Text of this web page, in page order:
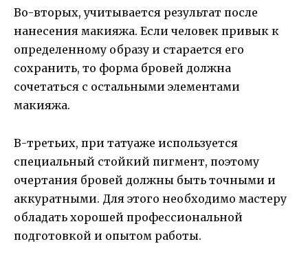
Во-вторых, учитывается результат после
нанесения макияжа. Если человек привык к
определенному образу и старается его
сохранить, то форма бровей должна
сочетаться с остальными элементами
макияжа.
В-третьих, при татуаже используется
специальный стойкий пигмент, поэтому
очертания бровей должны быть точными и
аккуратными. Для этого необходимо мастеру
обладать хорошей профессиональной
подготовкой и опытом работы.